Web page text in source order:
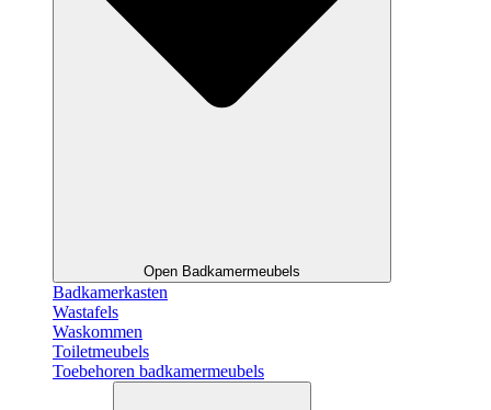
Open Badkamermeubels
Badkamerkasten
Wastafels
Waskommen
Toiletmeubels
Toebehoren badkamermeubels